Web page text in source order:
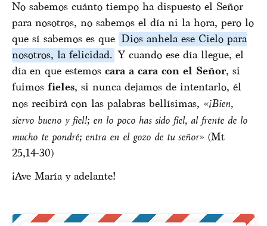
No sabemos cuánto tiempo ha dispuesto el Señor
para nosotros, no sabemos el día ni la hora, pero lo
que sí sabemos es que Dios anhela ese Cielo para
nosotros, la felicidad. Y cuando ese día llegue, el
día en que estemos cara a cara con el Señor, si
fuimos fieles, si nunca dejamos de intentarlo, él
nos recibirá con las palabras bellísimas, «¡Bien,
siervo bueno y fiel!; en lo poco has sido fiel, al frente de lo
mucho te pondré; entra en el gozo de tu señor» (Mt
25,14-30)
¡Ave María y adelante!